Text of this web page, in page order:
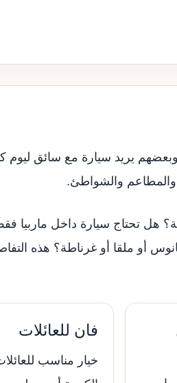
يريد سيارة مع سائق ليوم
والشواطئ.
هل تحتاج سيارة داخل ماربيا
أو ملقا أو غرناطة؟ هذه
فان للعائلات
خيار مناسب